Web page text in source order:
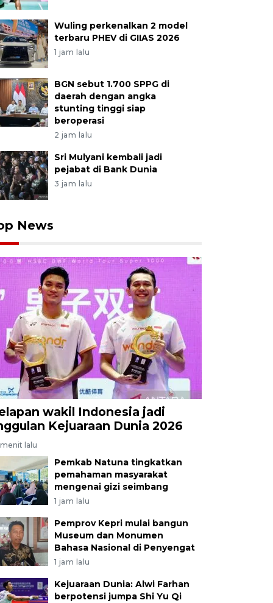
Wuling perkenalkan 2 model
terbaru PHEV di GIIAS 2026
1 jam lalu
BGN sebut 1.700 SPPG di
daerah dengan angka
stunting tinggi siap
beroperasi
2 jam lalu
Sri Mulyani kembali jadi
pejabat di Bank Dunia
3 jam lalu
News
wakil Indonesia jadi
Kejuaraan Dunia 2026
lalu
Pemkab Natuna tingkatkan
pemahaman masyarakat
mengenai gizi seimbang
1 jam lalu
Pemprov Kepri mulai bangun
Museum dan Monumen
Bahasa Nasional di Penyengat
1 jam lalu
Kejuaraan Dunia: Alwi Farhan
berpotensi jumpa Shi Yu Qi